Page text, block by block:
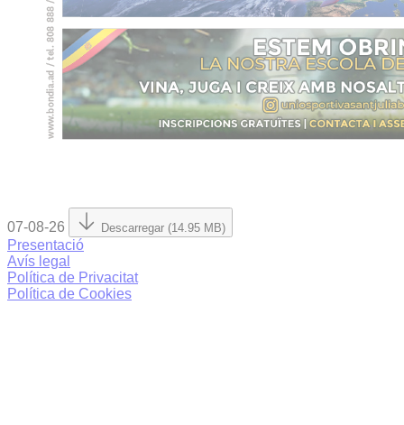
07-08-26 Descarregar (14.95 MB)
Presentació
Avís legal
Política de Privacitat
Política de Cookies